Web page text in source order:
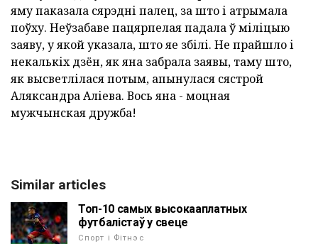
яму паказала сярэдні палец, за што і атрымала
поўху. Неўзабаве пацярпелая падала ў міліцыю
заяву, у якой указала, што яе збілі. Не прайшло і
некалькіх дзён, як яна забрала заявы, таму што,
як высветлілася потым, апынулася сястрой
Аляксандра Аліева. Вось яна - моцная
мужчынская дружба!
Similar articles
Топ-10 самых высокааплатных
футбалістаў у свеце
Спорт і Фітнэс